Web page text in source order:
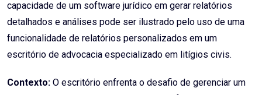
capacidade de um software jurídico em gerar relatórios
detalhados e análises pode ser ilustrado pelo uso de uma
funcionalidade de relatórios personalizados em um
escritório de advocacia especializado em litígios civis.
Contexto: O escritório enfrenta o desafio de gerenciar um